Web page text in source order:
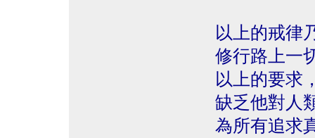
以上的戒律
修行路上一
以上的要求
缺乏他對人
為所有追求